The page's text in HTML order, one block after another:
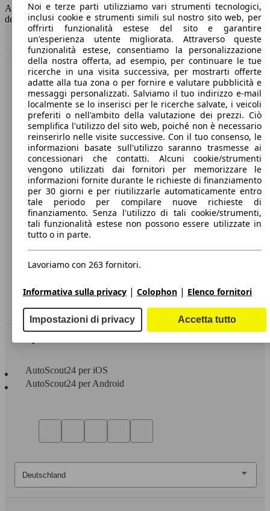
AutoScout24 non si assume alcuna responsabilità per la correttezza
dei dati.
Torna su
Benvenuti su AutoScout24, il mercato auto europeo.
Società
A proposito di AutoScout24
Stampa
Media
Condizioni generali
Informazioni
Dichiarazione di Accessibilità
Servizi
Area rivenditori
AutoScout24 per iOS
AutoScout24 per Android
Noi e terze parti utilizziamo vari strumenti tecnologici,
inclusi cookie e strumenti simili sul nostro sito web, per
offrirti funzionalità estese del sito e garantire
un'esperienza utente migliorata. Attraverso queste
funzionalità estese, consentiamo la personalizzazione
della nostra offerta, ad esempio, per continuare le tue
ricerche in una visita successiva, per mostrarti offerte
adatte alla tua zona o per fornire e valutare pubblicità e
messaggi personalizzati. Salviamo il tuo indirizzo e-mail
localmente se lo inserisci per le ricerche salvate, i veicoli
preferiti o nell'ambito della valutazione dei prezzi. Ciò
semplifica l'utilizzo del sito web, poiché non è necessario
reinserirlo nelle visite successive. Con il tuo consenso, le
informazioni basate sull'utilizzo saranno trasmesse ai
concessionari che contatti. Alcuni cookie/strumenti
vengono utilizzati dai fornitori per memorizzare le
informazioni fornite durante le richieste di finanziamento
per 30 giorni e per riutilizzarle automaticamente entro
tale periodo per compilare nuove richieste di
finanziamento. Senza l'utilizzo di tali cookie/strumenti,
tali funzionalità estese non possono essere utilizzate in
tutto o in parte.
Lavoriamo con 263 fornitori.
Informativa sulla privacy | Colophon | Elenco fornitori
Impostazioni di privacy Accetta tutto